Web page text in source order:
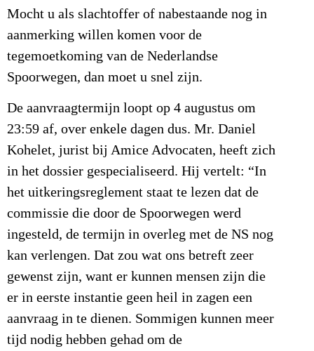
Mocht u als slachtoffer of nabestaande nog in
aanmerking willen komen voor de
tegemoetkoming van de Nederlandse
Spoorwegen, dan moet u snel zijn.
De aanvraagtermijn loopt op 4 augustus om
23:59 af, over enkele dagen dus. Mr. Daniel
Kohelet, jurist bij Amice Advocaten, heeft zich
in het dossier gespecialiseerd. Hij vertelt: “In
het uitkeringsreglement staat te lezen dat de
commissie die door de Spoorwegen werd
ingesteld, de termijn in overleg met de NS nog
kan verlengen. Dat zou wat ons betreft zeer
gewenst zijn, want er kunnen mensen zijn die
er in eerste instantie geen heil in zagen een
aanvraag in te dienen. Sommigen kunnen meer
tijd nodig hebben gehad om de